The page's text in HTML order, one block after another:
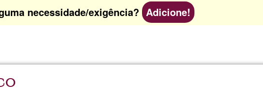
necessidade/exigência? Adicione!